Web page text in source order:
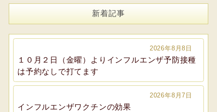
新着記事
2026年8月8日
１０月２日（金曜）よりインフルエンザ予防接種
は予約なしで打てます
2026年8月7日
インフルエンザワクチンの効果